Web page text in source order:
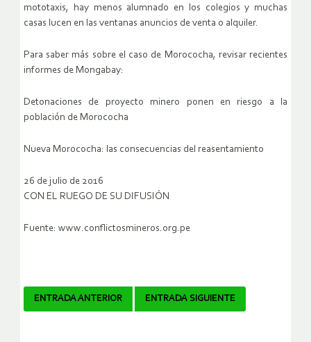
mototaxis, hay menos alumnado en los colegios y muchas
casas lucen en las ventanas anuncios de venta o alquiler.
Para saber más sobre el caso de Morococha, revisar recientes
informes de Mongabay:
Detonaciones de proyecto minero ponen en riesgo a la
población de Morococha
Nueva Morococha: las consecuencias del reasentamiento
26 de julio de 2016
CON EL RUEGO DE SU DIFUSIÓN
Fuente: www.conflictosmineros.org.pe
Navegador
ENTRADA ANTERIOR ENTRADA SIGUIENTE